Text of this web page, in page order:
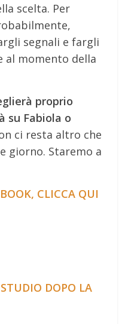
scelta. Per
segnali e fargli
al momento della
proprio
su Fabiola o
ci resta altro che
giorno. Staremo a
CLICCA QUI
DOPO LA